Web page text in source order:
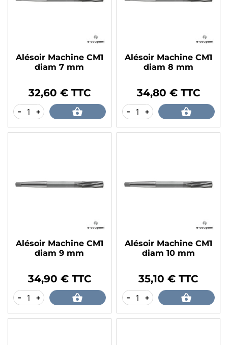
Alésoir Machine CM1
diam 7 mm
Prix32,60 € TTC
- +
Alésoir Machine CM1
diam 8 mm
Prix34,80 € TTC
- +
Alésoir Machine CM1
diam 9 mm
Prix34,90 € TTC
- +
Alésoir Machine CM1
diam 10 mm
35,10 € TTC
- +